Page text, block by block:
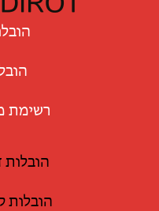
רשימת
הובלות
הובלות